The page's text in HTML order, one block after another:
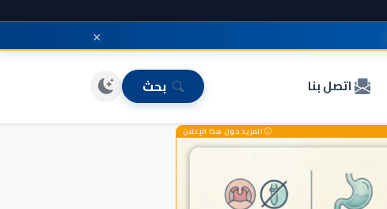
×
اتصل بنا بحث
المزيد حول هذا الإعلان